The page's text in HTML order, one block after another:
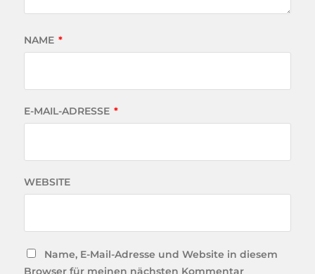
NAME *
E-MAIL-ADRESSE *
WEBSITE
Name, E-Mail-Adresse und Website in diesem
Browser für meinen nächsten Kommentar